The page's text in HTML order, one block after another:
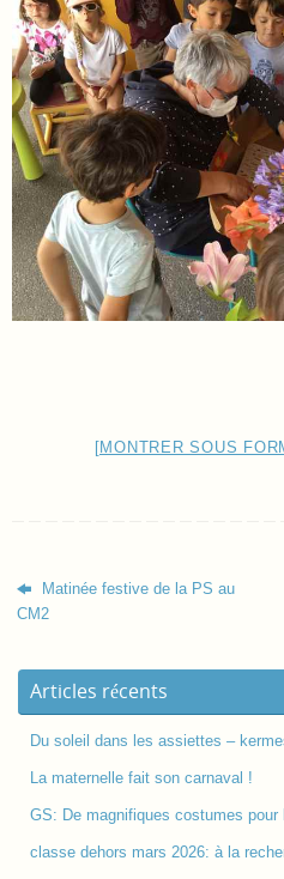
[MONTRER SOUS
Matinée festive de la PS au
CM2
Articles récents
Du soleil dans les assiettes –
La maternelle fait son carnaval !
GS: De magnifiques costumes pour
classe dehors mars 2026: à la